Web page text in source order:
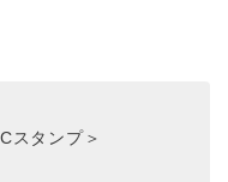
スタンプ＞